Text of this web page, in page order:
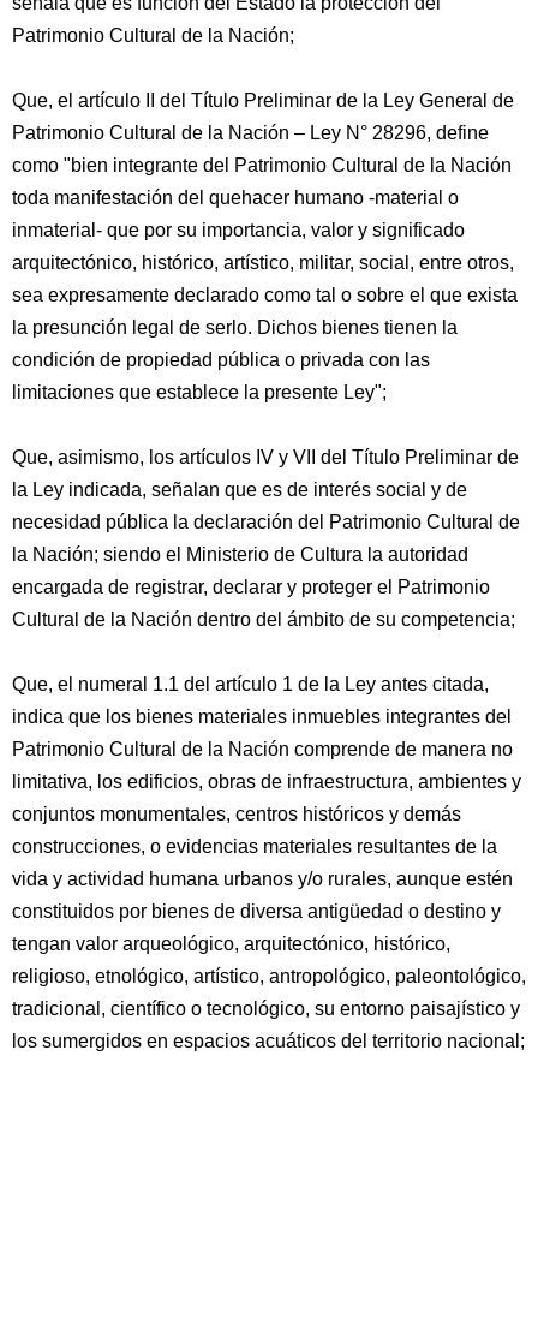
Patrimonio Cultural de la Nación;
Que, el artículo II del Título Preliminar de la Ley General de
Patrimonio Cultural de la Nación – Ley N° 28296, define
como "bien integrante del Patrimonio Cultural de la Nación
toda manifestación del quehacer humano -material o
inmaterial- que por su importancia, valor y significado
arquitectónico, histórico, artístico, militar, social, entre otros,
sea expresamente declarado como tal o sobre el que exista
la presunción legal de serlo. Dichos bienes tienen la
condición de propiedad pública o privada con las
limitaciones que establece la presente Ley";
Que, asimismo, los artículos IV y VII del Título Preliminar de
la Ley indicada, señalan que es de interés social y de
necesidad pública la declaración del Patrimonio Cultural de
la Nación; siendo el Ministerio de Cultura la autoridad
encargada de registrar, declarar y proteger el Patrimonio
Cultural de la Nación dentro del ámbito de su competencia;
Que, el numeral 1.1 del artículo 1 de la Ley antes citada,
indica que los bienes materiales inmuebles integrantes del
Patrimonio Cultural de la Nación comprende de manera no
limitativa, los edificios, obras de infraestructura, ambientes y
conjuntos monumentales, centros históricos y demás
construcciones, o evidencias materiales resultantes de la
vida y actividad humana urbanos y/o rurales, aunque estén
constituidos por bienes de diversa antigüedad o destino y
tengan valor arqueológico, arquitectónico, histórico,
religioso, etnológico, artístico, antropológico, paleontológico,
tradicional, científico o tecnológico, su entorno paisajístico y
los sumergidos en espacios acuáticos del territorio nacional;